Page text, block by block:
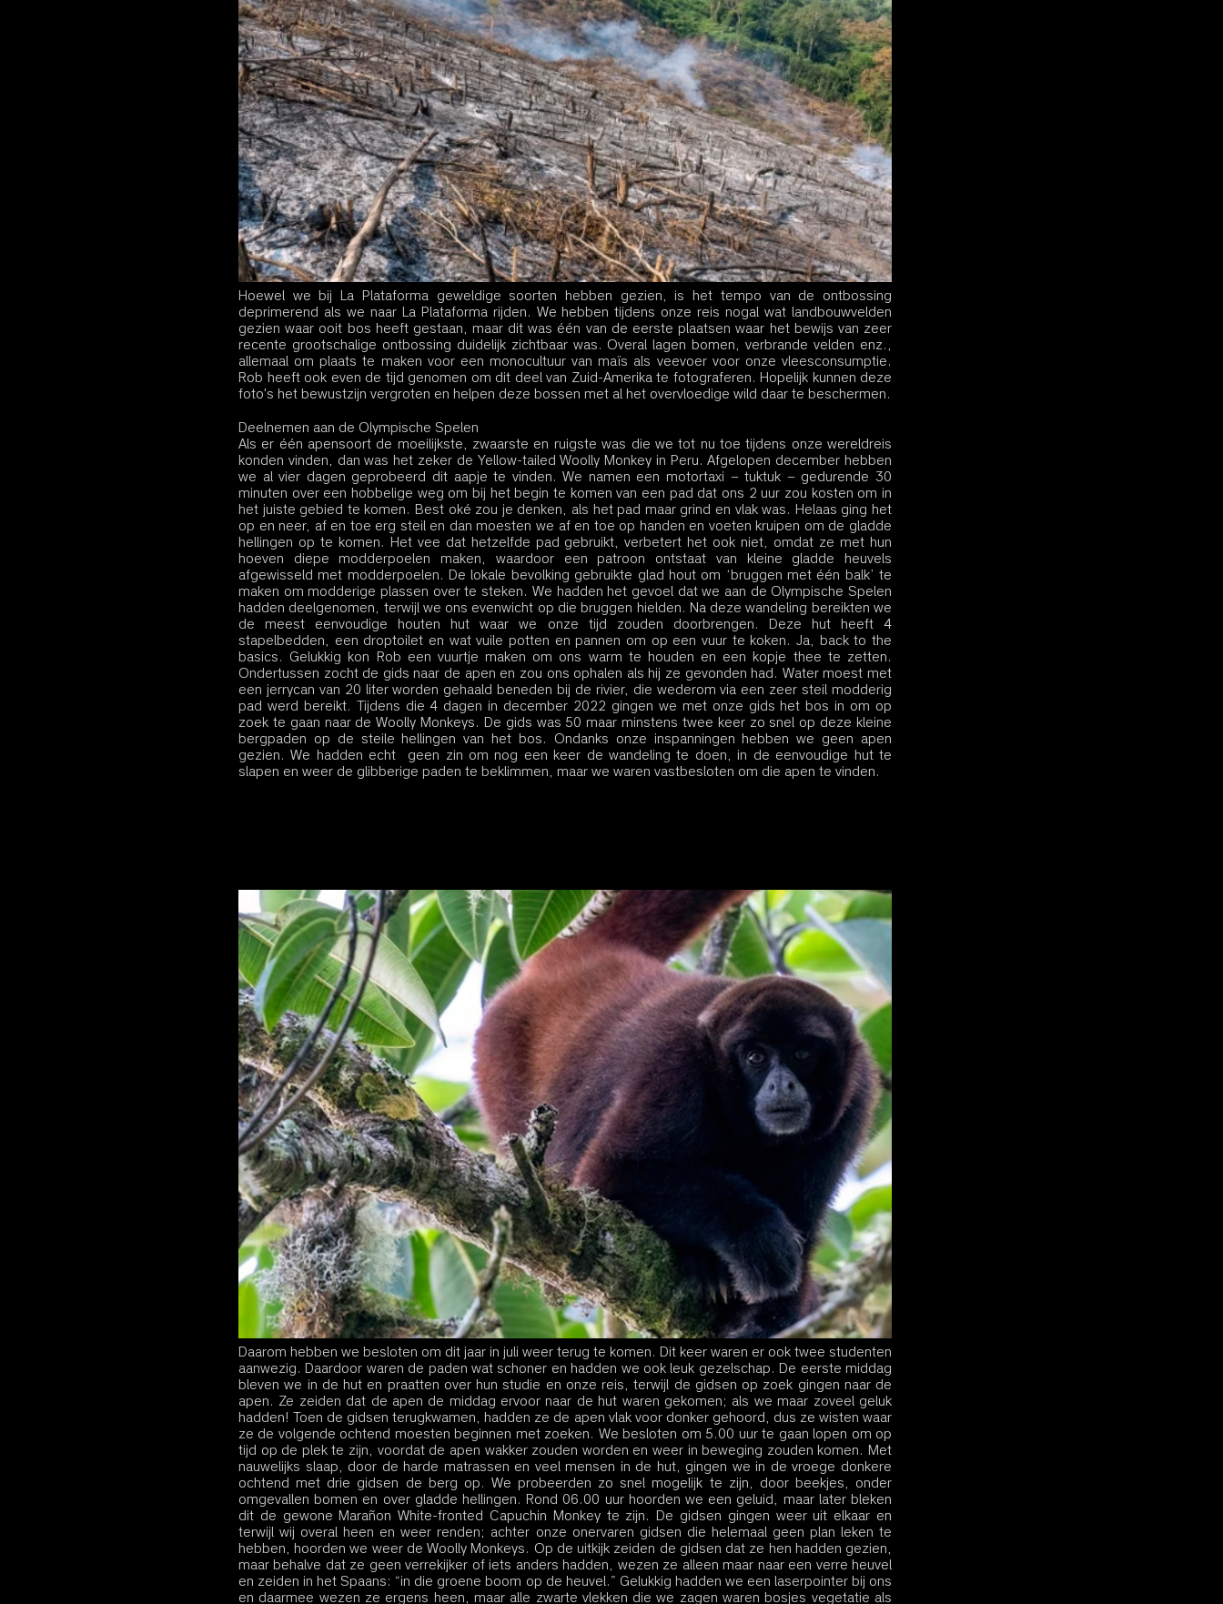
Hoewel we bij La Plataforma geweldige soorten hebben gezien, is het tempo van de ontbossing
deprimerend als we naar La Plataforma rijden. We hebben tijdens onze reis nogal wat landbouwvelden
gezien waar ooit bos heeft gestaan, maar dit was één van de eerste plaatsen waar het bewijs van zeer
recente grootschalige ontbossing duidelijk zichtbaar was. Overal lagen bomen, verbrande velden enz.,
allemaal om plaats te maken voor een monocultuur van maïs als veevoer voor onze vleesconsumptie.
Rob heeft ook even de tijd genomen om dit deel van Zuid-Amerika te fotograferen. Hopelijk kunnen deze
foto's het bewustzijn vergroten en helpen deze bossen met al het overvloedige wild daar te beschermen.
Deelnemen aan de Olympische Spelen
Als er één apensoort de moeilijkste, zwaarste en ruigste was die we tot nu toe tijdens onze wereldreis
konden vinden, dan was het zeker de Yellow-tailed Woolly Monkey in Peru. Afgelopen december hebben
we al vier dagen geprobeerd dit aapje te vinden. We namen een motortaxi – tuktuk – gedurende 30
minuten over een hobbelige weg om bij het begin te komen van een pad dat ons 2 uur zou kosten om in
het juiste gebied te komen. Best oké zou je denken, als het pad maar grind en vlak was. Helaas ging het
op en neer, af en toe erg steil en dan moesten we af en toe op handen en voeten kruipen om de gladde
hellingen op te komen. Het vee dat hetzelfde pad gebruikt, verbetert het ook niet, omdat ze met hun
hoeven diepe modderpoelen maken, waardoor een patroon ontstaat van kleine gladde heuvels
afgewisseld met modderpoelen. De lokale bevolking gebruikte glad hout om ‘bruggen met één balk’ te
maken om modderige plassen over te steken. We hadden het gevoel dat we aan de Olympische Spelen
hadden deelgenomen, terwijl we ons evenwicht op die bruggen hielden. Na deze wandeling bereikten we
de meest eenvoudige houten hut waar we onze tijd zouden doorbrengen. Deze hut heeft 4
stapelbedden, een droptoilet en wat vuile potten en pannen om op een vuur te koken. Ja, back to the
basics. Gelukkig kon Rob een vuurtje maken om ons warm te houden en een kopje thee te zetten.
Ondertussen zocht de gids naar de apen en zou ons ophalen als hij ze gevonden had. Water moest met
een jerrycan van 20 liter worden gehaald beneden bij de rivier, die wederom via een zeer steil modderig
pad werd bereikt. Tijdens die 4 dagen in december 2022 gingen we met onze gids het bos in om op
zoek te gaan naar de Woolly Monkeys. De gids was 50 maar minstens twee keer zo snel op deze kleine
bergpaden op de steile hellingen van het bos. Ondanks onze inspanningen hebben we geen apen
gezien. We hadden echt  geen zin om nog een keer de wandeling te doen, in de eenvoudige hut te
slapen en weer de glibberige paden te beklimmen, maar we waren vastbesloten om die apen te vinden.
Daarom hebben we besloten om dit jaar in juli weer terug te komen. Dit keer waren er ook twee studenten
aanwezig. Daardoor waren de paden wat schoner en hadden we ook leuk gezelschap. De eerste middag
bleven we in de hut en praatten over hun studie en onze reis, terwijl de gidsen op zoek gingen naar de
apen. Ze zeiden dat de apen de middag ervoor naar de hut waren gekomen; als we maar zoveel geluk
hadden! Toen de gidsen terugkwamen, hadden ze de apen vlak voor donker gehoord, dus ze wisten waar
ze de volgende ochtend moesten beginnen met zoeken. We besloten om 5.00 uur te gaan lopen om op
tijd op de plek te zijn, voordat de apen wakker zouden worden en weer in beweging zouden komen. Met
nauwelijks slaap, door de harde matrassen en veel mensen in de hut, gingen we in de vroege donkere
ochtend met drie gidsen de berg op. We probeerden zo snel mogelijk te zijn, door beekjes, onder
omgevallen bomen en over gladde hellingen. Rond 06.00 uur hoorden we een geluid, maar later bleken
dit de gewone Marañon White-fronted Capuchin Monkey te zijn. De gidsen gingen weer uit elkaar en
terwijl wij overal heen en weer renden; achter onze onervaren gidsen die helemaal geen plan leken te
hebben, hoorden we weer de Woolly Monkeys. Op de uitkijk zeiden de gidsen dat ze hen hadden gezien,
maar behalve dat ze geen verrekijker of iets anders hadden, wezen ze alleen maar naar een verre heuvel
en zeiden in het Spaans: “in die groene boom op de heuvel.” Gelukkig hadden we een laserpointer bij ons
en daarmee wezen ze ergens heen, maar alle zwarte vlekken die we zagen waren bosjes vegetatie als